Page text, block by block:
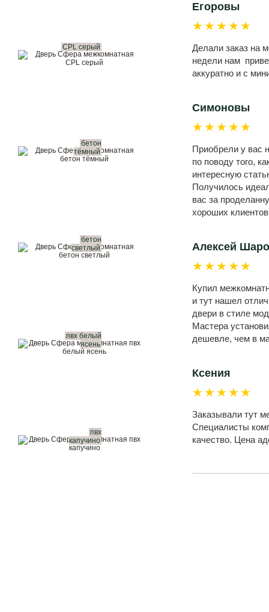
CPL серый
бетон
тёмный
бетон
светлый
пвх белый
ясень
пвх
капучино
Егоровы
★★★★★
Делали заказ на
недели нам
аккуратно и с
Симоновы
★★★★★
Приобрели у вас
по поводу того,
интересную
Получилось
вас за
хороших
Алексей
★★★★★
Купил
и тут нашел
двери в стиле
Мастера
дешевле, чем в
Ксения
★★★★★
Заказывали тут
Специалисты
качество. Цена